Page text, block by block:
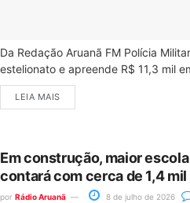
Da Redação Aruanã FM Polícia
estelionato e apreende R$ 11,3 mil
LEIA MAIS
Em construção, maior
contará com cerca de 1,4 mil
por Rádio Aruanã 8 de julho de 2026